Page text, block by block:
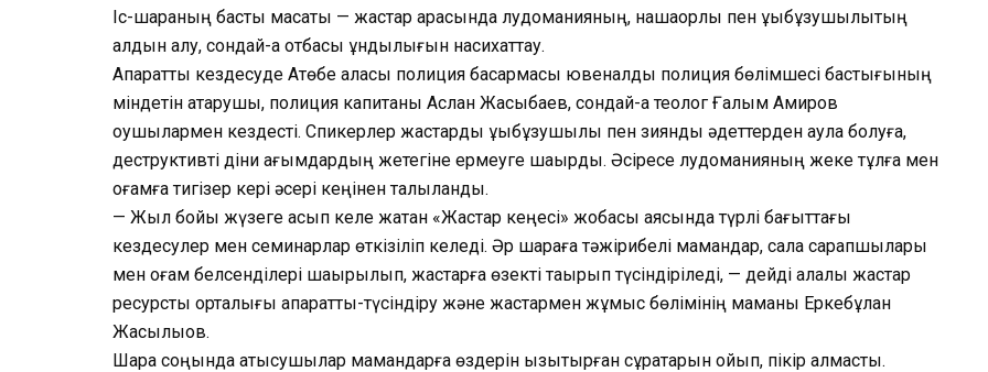
Іс-шараның басты мақсаты — жастар арасында лудоманияның, нашақорлық пен құқықбұзушылықтың
алдын алу, сондай-ақ отбасы құндылығын насихаттау.
Ақпараттық кездесуде Ақтөбе қаласы полиция басқармасы ювеналды полиция бөлімшесі бастығының
міндетін атқарушы, полиция капитаны Аслан Жақсыбаев, сондай-ақ теолог Ғалым Амиров
оқушылармен кездесті. Спикерлер жастарды құқықбұзушылық пен зиянды әдеттерден аулақ болуға,
деструктивті діни ағымдардың жетегіне ермеуге шақырды. Әсіресе лудоманияның жеке тұлға мен
қоғамға тигізер кері әсері кеңінен талқыланды.
— Жыл бойы жүзеге асып келе жатқан «Жастар кеңесі» жобасы аясында түрлі бағыттағы
кездесулер мен семинарлар өткізіліп келеді. Әр шараға тәжірибелі мамандар, сала сарапшылары
мен қоғам белсенділері шақырылып, жастарға өзекті тақырып түсіндіріледі, — дейді қалалық жастар
ресурстық орталығы ақпараттық-түсіндіру және жастармен жұмыс бөлімінің маманы Еркебұлан
Жақсылықов.
Шара соңында қатысушылар мамандарға өздерін қызықтырған сұрақтарын қойып, пікір алмасты.